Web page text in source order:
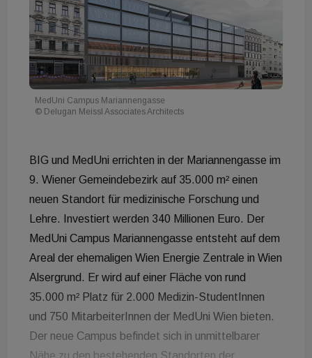
MedUni Campus Mariannengasse
© Delugan Meissl Associates Architects
BIG und MedUni errichten in der Mariannengasse im
9. Wiener Gemeindebezirk auf 35.000 m² einen
neuen Standort für medizinische Forschung und
Lehre. Investiert werden 340 Millionen Euro. Der
MedUni Campus Mariannengasse entsteht auf dem
Areal der ehemaligen Wien Energie Zentrale in Wien
Alsergrund. Er wird auf einer Fläche von rund
35.000 m² Platz für 2.000 Medizin-StudentInnen
und 750 MitarbeiterInnen der MedUni Wien bieten.
Der neue Campus befindet sich in unmittelbarer
Nähe zu den bestehenden Standorten der